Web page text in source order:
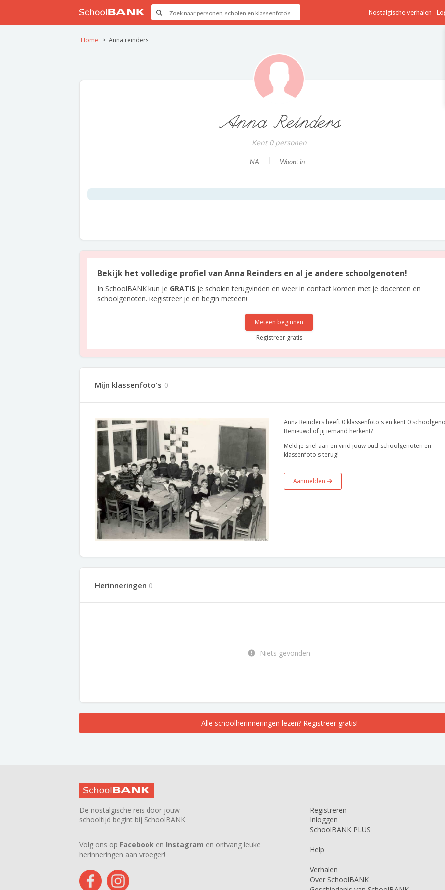
Nostalgische verhalen
Home Anna reinders
Anna Reinders
Kent 0 personen
NA Woont in -
Bekijk het volledige profiel van Anna Reinders en al je andere schoolgenoten!
In SchoolBANK kun je GRATIS je scholen terugvinden en weer in contact komen met je docenten en
schoolgenoten. Registreer je en begin meteen!
Meteen beginnen
Registreer gratis
Mijn klassenfoto's 0
Anna Reinders heeft 0 klassenfoto's en kent 0
Benieuwd of jij iemand herkent?
Meld je snel aan en vind jouw oud-schoolgenoten en
klassenfoto's terug!
Aanmelden
Herinneringen 0
Niets gevonden
Alle schoolherinneringen lezen? Registreer gratis!
De nostalgische reis door jouw
schooltijd begint bij SchoolBANK
Volg ons op Facebook en Instagram en ontvang leuke
herinneringen aan vroeger!
Registreren
Inloggen
SchoolBANK PLUS
Help
Verhalen
Over SchoolBANK